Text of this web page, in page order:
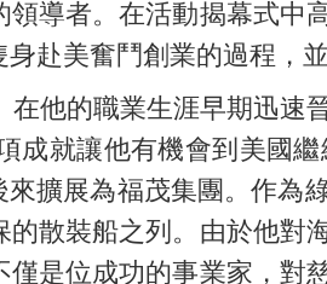
導者。在活動揭幕式中
赴美奮鬥創業的過程，
他的職業生涯早期迅速
就讓他有機會到美國
擴展為福茂集團。作為
散裝船之列。由於他對
是位成功的事業家，對